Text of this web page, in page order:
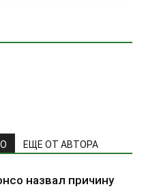
ЕЩЕ ОТ АВТОРА
назвал причину